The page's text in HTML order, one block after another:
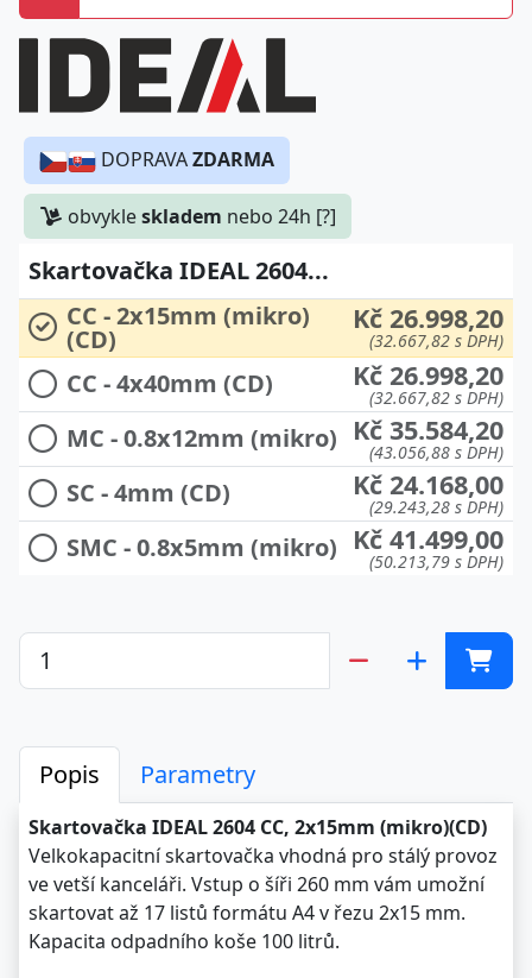
DOPRAVA ZDARMA
obvykleskladem nebo 24h [?]
Skartovačka IDEAL 2604...
CC - 2x15mm (mikro)
(CD)
Kč 26.998,20
(32.667,82 s DPH)
CC - 4x40mm (CD) Kč 26.998,20
(32.667,82 s DPH)
MC - 0.8x12mm (mikro) Kč 35.584,20
(43.056,88 s DPH)
SC - 4mm (CD) Kč 24.168,00
(29.243,28 s DPH)
SMC - 0.8x5mm (mikro) Kč 41.499,00
(50.213,79 s DPH)
Popis Parametry
Skartovačka IDEAL 2604 CC, 2x15mm (mikro)(CD)
Velkokapacitní skartovačka vhodná pro stálý provoz
ve vetší kanceláři. Vstup o šíři 260 mm vám umožní
skartovat až 17 listů formátu A4 v řezu 2x15 mm.
Kapacita odpadního koše 100 litrů.